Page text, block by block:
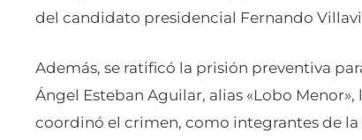
del candidato presidencial Fernando
Además, se ratificó la prisión preventiva
Ángel Esteban Aguilar, alias «Lobo
coordinó el crimen, como integrantes de